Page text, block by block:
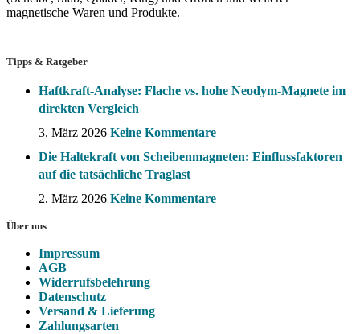
magnetische Waren und Produkte.
Tipps & Ratgeber
Haftkraft-Analyse: Flache vs. hohe Neodym-Magnete im
direkten Vergleich
3. März 2026 Keine Kommentare
Die Haltekraft von Scheibenmagneten: Einflussfaktoren
auf die tatsächliche Traglast
2. März 2026 Keine Kommentare
Über uns
Impressum
AGB
Widerrufsbelehrung
Datenschutz
Versand & Lieferung
Zahlungsarten